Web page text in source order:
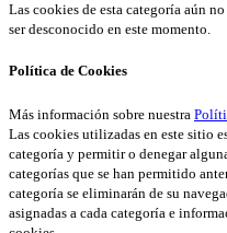
Las cookies de esta categoría aún
ser desconocido en este momento.
Política de Cookies
Más información sobre nuestra
Las cookies utilizadas en este sitio
categoría y permitir o denegar
categorías que se han permitido
categoría se eliminarán de su
asignadas a cada categoría e